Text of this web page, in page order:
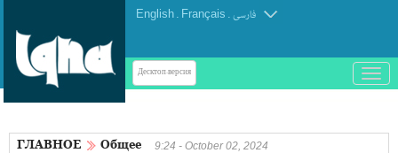
English . Français . فارسی
Десктоп-версия
باز
و
کردن
ГЛАВНОЕ Общее 9:24 - October 02, 2024